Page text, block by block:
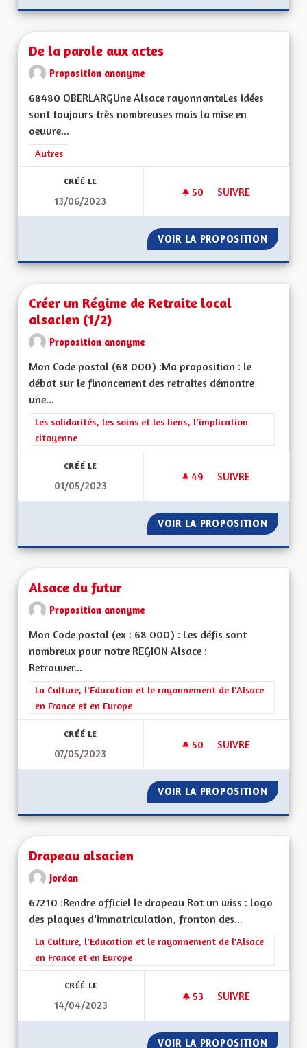
De la parole aux actes
Proposition anonyme
68480 OBERLARGUne Alsace rayonnanteLes idées
sont toujours très nombreuses mais la mise en
oeuvre...
Filtrer les résultats de la catégorie : Autres
Autres
CRÉÉ LE
13/06/2023
50 50 ABONNÉS
SUIVRE
VOIR LA PROPOSITION DE LA
Créer un Régime de Retraite local
alsacien (1/2)
Proposition anonyme
Mon Code postal (68 000) :Ma proposition : le
débat sur le financement des retraites démontre
une...
Filtrer les résultats de la catégorie : Les solidarités, les soins
Les solidarités, les soins et les liens, l'implication
citoyenne
CRÉÉ LE
01/05/2023
49 49 ABONNÉS
SUIVRE
VOIR LA PROPOSITION
Alsace du futur
Proposition anonyme
Mon Code postal (ex : 68 000) : Les défis sont
nombreux pour notre REGION Alsace :
Retrouver...
Filtrer les résultats de la catégorie : La Culture, l'Education et
La Culture, l'Education et le rayonnement de l'Alsace
en France et en Europe
CRÉÉ LE
07/05/2023
50 50 ABONNÉS
SUIVRE
VOIR LA PROPOSITION
Drapeau alsacien
Jordan
67210 :Rendre officiel le drapeau Rot un wiss : logo
des plaques d'immatriculation, fronton des...
Filtrer les résultats de la catégorie : La Culture, l'Education et
La Culture, l'Education et le rayonnement de l'Alsace
en France et en Europe
CRÉÉ LE
14/04/2023
53 53 ABONNÉS
SUIVRE
VOIR LA PROPOSITION